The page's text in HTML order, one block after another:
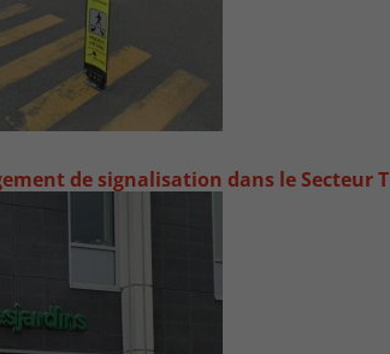
de signalisation dans le Secteur T